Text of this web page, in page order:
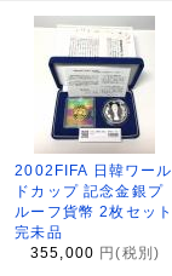
2002FIFA 日韓ワール
ドカップ 記念金銀プ
ルーフ貨幣 2枚セット
完未品
355,000 円(税別)